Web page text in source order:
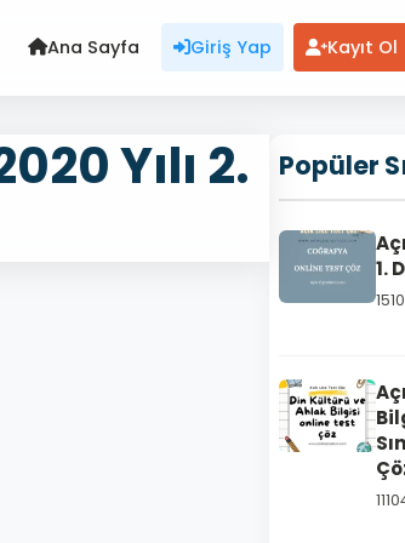
Ana Sayfa Giriş Yap Kayıt Ol
Yılı 2.
Popüler
1.